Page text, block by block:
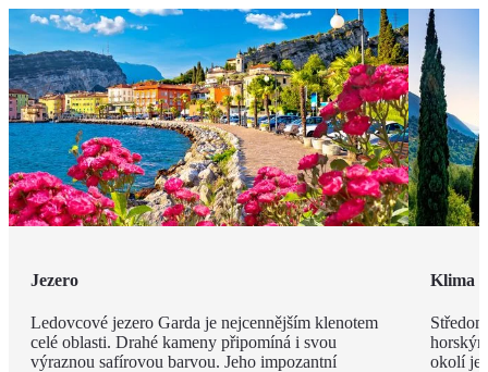
Jezero
Ledovcové jezero Garda je nejcennějším klenotem
celé oblasti. Drahé kameny připomíná i svou
výraznou safírovou barvou. Jeho impozantní
Klima
okolí